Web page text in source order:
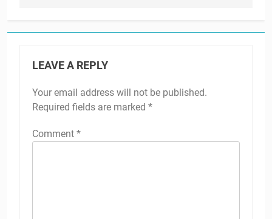
LEAVE A REPLY
Your email address will not be published.
Required fields are marked *
Comment *